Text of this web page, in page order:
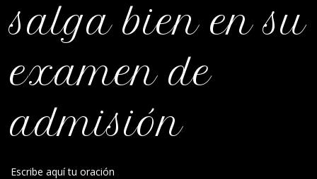
salga bien en su
examen de
admisión
Escribe aquí tu oración